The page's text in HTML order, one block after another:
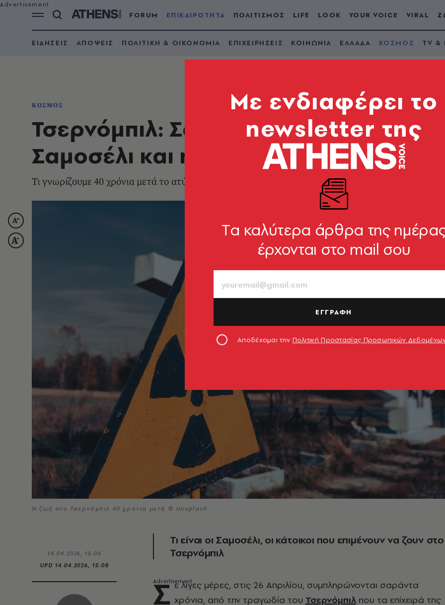
FORUM ΕΠΙΚΑΙΡΟΤΗΤΑ ΠΟΛΙΤΙΣΜΟΣ LIFE LOOK YOUR VOICE VIRAL
ΕΙΔΗΣΕΙΣ ΑΠΟΨΕΙΣ ΠΟΛΙΤΙΚΗ & ΟΙΚΟΝΟΜΙΑ ΕΠΙΧΕΙΡΗΣΕΙΣ ΚΟΙΝΩΝΙΑ ΕΛΛΑΔΑ ΚΟΣΜΟΣ TV &
ΚΟΣΜΟΣ
Τσερνόμπιλ: Σαράντα χρόνια μετά –
Σαμοσέλι και η ζωή εκεί σήμερα
Τι γνωρίζουμε 40 χρόνια μετά το ατύχημα που άλλαξε για πάντα τη ζωή ολόκληρου του πλανήτη
Η ζωή στο Τσερνόμπιλ 40 χρόνια μετά © Unsplash
14.04.2026, 15:06
UPD 14.04.2026, 15:08
Τι είναι οι Σαμοσέλι, οι κάτοικοι που επιμένουν να ζουν στο
Τσερνόμπιλ
Σ ε λίγες μέρες, στις 26 Απριλίου, συμπληρώνονται σαράντα
χρόνια, από την τραγωδία του Τσερνόμπιλ που τα επίχειρά της
Mε ενδιαφέρει το
newsletter της
Tα καλύτερα άρθρα της
έρχονται στο mail σου
ΕΓΓΡΑΦΗ
Αποδέχομαι την Πολιτική Προστασίας Προσωπικών